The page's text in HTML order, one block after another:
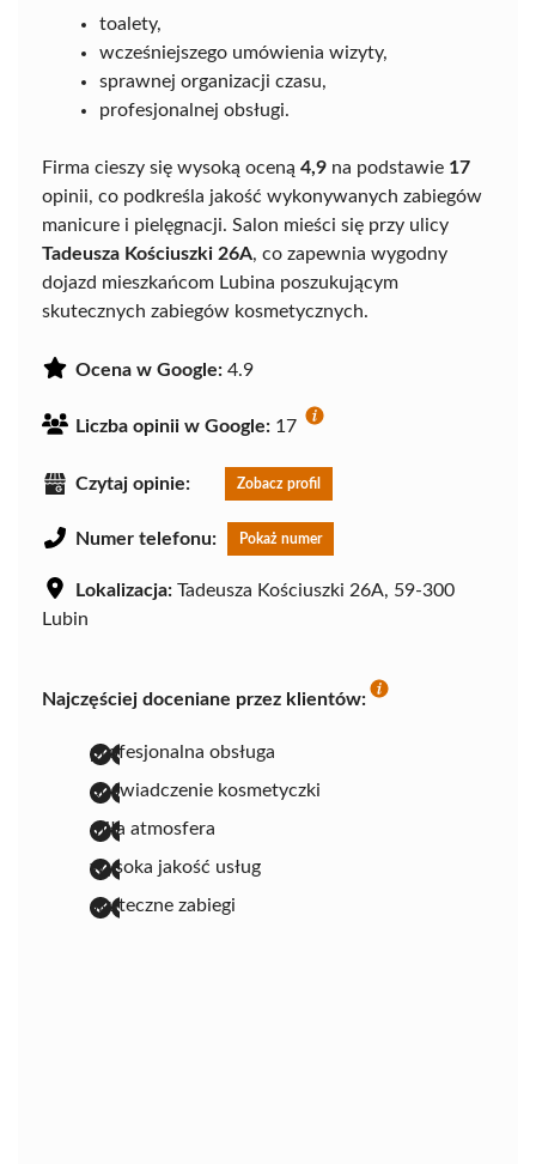
toalety,
wcześniejszego umówienia wizyty,
sprawnej organizacji czasu,
profesjonalnej obsługi.
Firma cieszy się wysoką oceną 4,9 na podstawie 17
opinii, co podkreśla jakość wykonywanych zabiegów
manicure i pielęgnacji. Salon mieści się przy ulicy
Tadeusza Kościuszki 26A, co zapewnia wygodny
dojazd mieszkańcom Lubina poszukującym
skutecznych zabiegów kosmetycznych.
Ocena w Google: 4.9
Liczba opinii w Google: 17
Czytaj opinie: Zobacz profil
Numer telefonu: Pokaż numer
Lokalizacja: Tadeusza Kościuszki 26A, 59-300
Lubin
Najczęściej doceniane przez klientów:
profesjonalna obsługa
doświadczenie kosmetyczki
miła atmosfera
wysoka jakość usług
skuteczne zabiegi